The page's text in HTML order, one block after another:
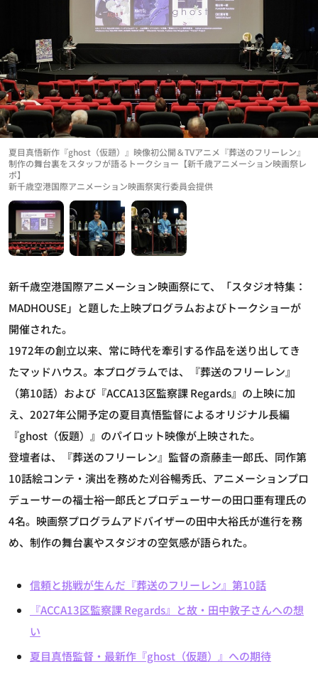
新千歳空港国際アニメーション映画祭実行委員会提供
夏目真悟新作『ghost（仮題）』映像初公開＆TVアニメ『葬送のフリーレン』
制作の舞台裏をスタッフが語るトークショー【新千歳アニメーション映画祭レ
ポ】
新千歳空港国際アニメーション映画祭にて、「スタジオ特集：
MADHOUSE」と題した上映プログラムおよびトークショーが
開催された。
1972年の創立以来、常に時代を牽引する作品を送り出してき
たマッドハウス。本プログラムでは、『葬送のフリーレン』
（第10話）および『ACCA13区監察課 Regards』の上映に加
え、2027年公開予定の夏目真悟監督によるオリジナル長編
『ghost（仮題）』のパイロット映像が上映された。
登壇者は、『葬送のフリーレン』監督の斎藤圭一郎氏、同作第
10話絵コンテ・演出を務めた刈谷暢秀氏、アニメーションプロ
デューサーの福士裕一郎氏とプロデューサーの田口亜有理氏の
4名。映画祭プログラムアドバイザーの田中大裕氏が進行を務
め、制作の舞台裏やスタジオの空気感が語られた。
信頼と挑戦が生んだ『葬送のフリーレン』第10話
『ACCA13区監察課 Regards』と故・田中敦子さんへの想
い
夏目真悟監督・最新作『ghost（仮題）』への期待